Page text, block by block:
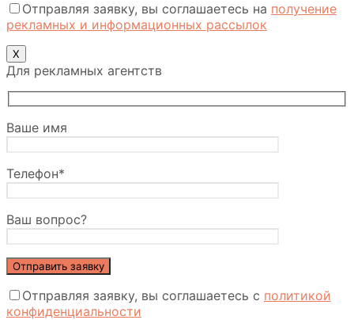
Отправляя заявку, вы соглашаетесь на получение
рекламных и информационных рассылок
Х
Для рекламных агентств
Ваше имя
Телефон*
Ваш вопрос?
Отправляя заявку, вы соглашаетесь с политикой
конфиденциальности